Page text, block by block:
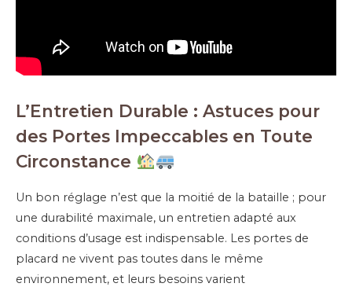
L’Entretien Durable : Astuces pour
des Portes Impeccables en Toute
Circonstance
Un bon réglage n’est que la moitié de la bataille ; pour
une durabilité maximale, un entretien adapté aux
conditions d’usage est indispensable. Les portes de
placard ne vivent pas toutes dans le même
environnement, et leurs besoins varient